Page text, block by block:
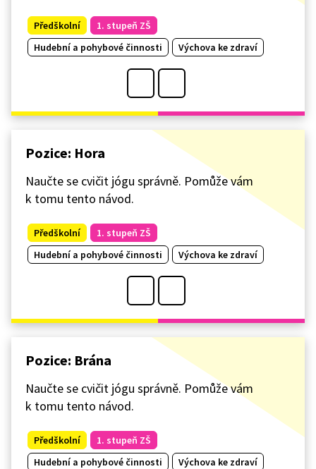
Předškolní
1. stupeň ZŠ
Hudební a pohybové činnosti
Výchova ke zdraví
Pozice: Hora
Naučte se cvičit jógu správně. Pomůže vám
k tomu tento návod.
Předškolní
1. stupeň ZŠ
Hudební a pohybové činnosti
Výchova ke zdraví
Pozice: Brána
Naučte se cvičit jógu správně. Pomůže vám
k tomu tento návod.
Předškolní
1. stupeň ZŠ
Hudební a pohybové činnosti
Výchova ke zdraví